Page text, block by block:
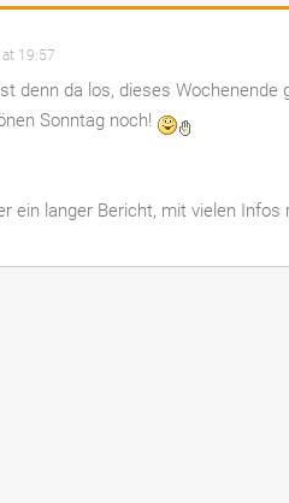
19:57
denn da los, dieses Wochenende
Sonntag noch!
ein langer Bericht, mit vielen